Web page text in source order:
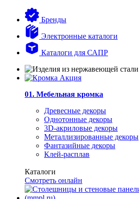
Бренды
Электронные каталоги
Каталоги для САПР
01. Мебельная кромка
Древесные декоры
Однотонные декоры
3D-акриловые декоры
Металлизированные декоры
Фантазийные декоры
Клей-расплав
Каталоги
Смотреть онлайн